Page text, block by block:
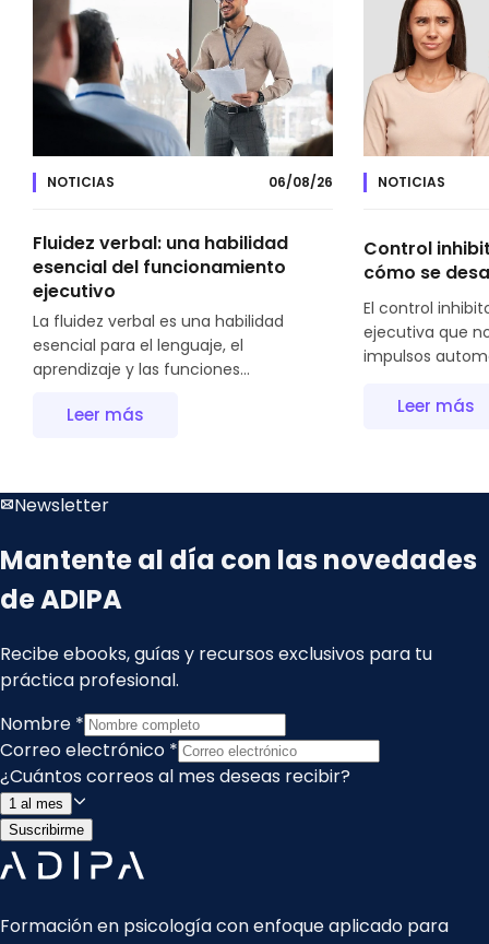
NOTICIAS 06/08/26
Fluidez verbal: una habilidad
esencial del funcionamiento
ejecutivo
La fluidez verbal es una habilidad
esencial para el lenguaje, el
aprendizaje y las funciones...
Leer más
NOTICIAS
Control
cómo se
El control
ejecutiva que
impulsos
Leer más